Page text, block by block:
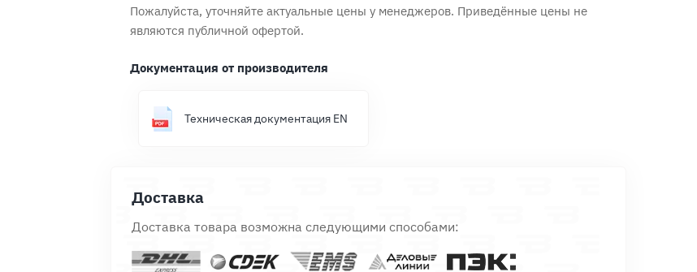
Пожалуйста, уточняйте актуальные цены у менеджеров. Приведённые цены не
являются публичной офертой.
Документация от производителя
Техническая документация EN
Доставка
Доставка товара возможна следующими способами: